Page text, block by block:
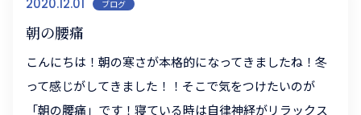
2020.12.01 ブログ
朝の腰痛
こんにちは！朝の寒さが本格的になってきましたね！冬
って感じがしてきました！！そこで気をつけたいのが
「朝の腰痛」です！寝ている時は自律神経がリラックス